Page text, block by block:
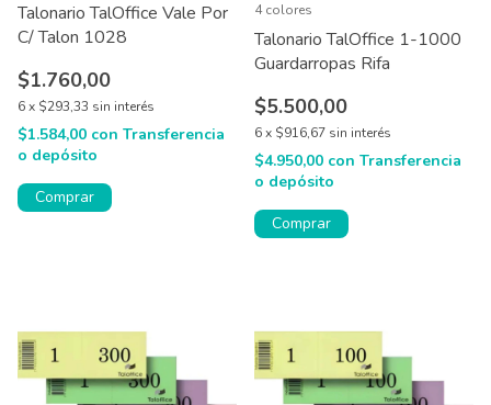
Talonario TalOffice Vale Por
C/ Talon 1028
$1.760,00
6x $293,33 sin interés
$1.584,00 con Transferencia
o depósito
Talonario TalOffice 1-1000
Guardarropas Rifa
$5.500,00
6x $916,67 sin interés
$4.950,00 con Transferencia
o depósito
4 colores
Comprar